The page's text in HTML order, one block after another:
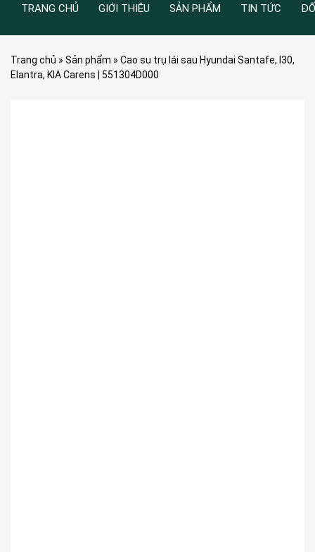
TRANG CHỦ GIỚI THIỆU SẢN PHẨM TIN TỨC
Trang chủ » Sản phẩm » Cao su trụ lái sau Hyundai Santafe, I30,
Elantra, KIA Carens | 551304D000